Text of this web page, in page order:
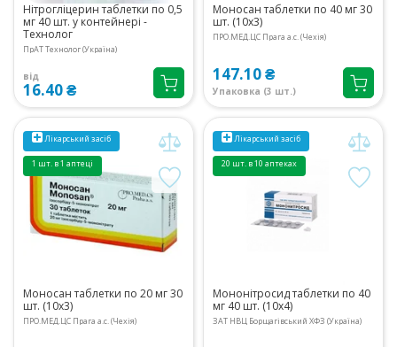
Нітрогліцерин таблетки по 0,5
мг 40 шт. у контейнері -
Технолог
ПрАТ Технолог (Україна)
від
16.40 ₴
Моносан таблетки по 40 мг 30
шт. (10х3)
ПРО.МЕД.ЦС Прага а.с. (Чехія)
147.10 ₴
Упаковка (3 шт.)
Лікарський засіб
1 шт. в 1 аптеці
Моносан таблетки по 20 мг 30
шт. (10х3)
ПРО.МЕД.ЦС Прага а.с. (Чехія)
Лікарський засіб
20 шт. в 10 аптеках
Мононітросид таблетки по 40
мг 40 шт. (10х4)
ЗАТ НВЦ Борщагівський ХФЗ (Україна)